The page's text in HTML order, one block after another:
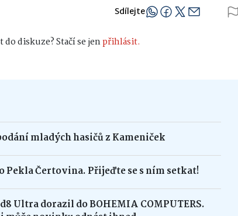
Sdílejte
do diskuze? Stačí se jenpřihlásit.
mladých hasičů z Kameniček
Čertovina. Přijeďte se s ním setkat!
Ultra dorazil do BOHEMIA COMPUTERS.